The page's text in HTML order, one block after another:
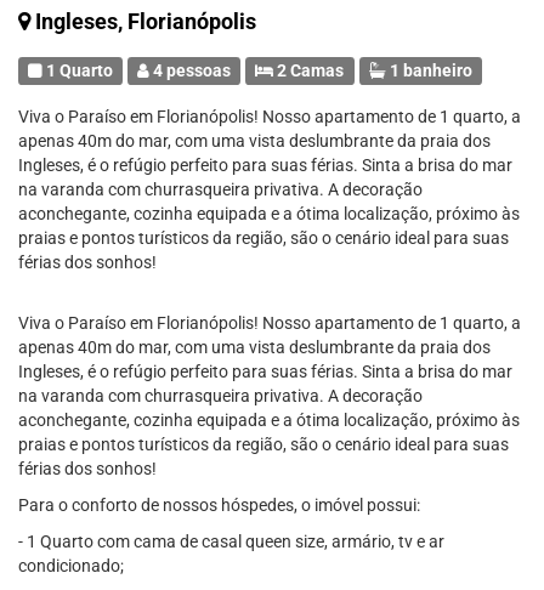
Ingleses, Florianópolis
1 Quarto 4 pessoas 2 Camas 1 banheiro
Viva o Paraíso em Florianópolis! Nosso apartamento de 1 quarto, a
apenas 40m do mar, com uma vista deslumbrante da praia dos
Ingleses, é o refúgio perfeito para suas férias. Sinta a brisa do mar
na varanda com churrasqueira privativa. A decoração
aconchegante, cozinha equipada e a ótima localização, próximo às
praias e pontos turísticos da região, são o cenário ideal para suas
férias dos sonhos!
Viva o Paraíso em Florianópolis! Nosso apartamento de 1 quarto, a
apenas 40m do mar, com uma vista deslumbrante da praia dos
Ingleses, é o refúgio perfeito para suas férias. Sinta a brisa do mar
na varanda com churrasqueira privativa. A decoração
aconchegante, cozinha equipada e a ótima localização, próximo às
praias e pontos turísticos da região, são o cenário ideal para suas
férias dos sonhos!
Para o conforto de nossos hóspedes, o imóvel possui:
- 1 Quarto com cama de casal queen size, armário, tv e ar
condicionado;